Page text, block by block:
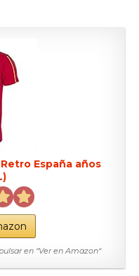
España años
en “Ver en Amazon“